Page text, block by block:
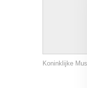
Koninklijke